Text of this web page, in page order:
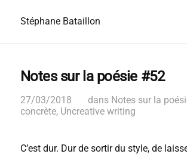
Stéphane Bataillon
Notes sur la poésie #52
27/03/2018 dans Notes sur la
concrète, Uncreative writing
C’est dur. Dur de sortir du style, de